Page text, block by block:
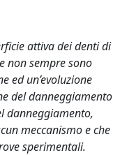
attiva dei denti di
non sempre sono
ed un’evoluzione
del danneggiamento
danneggiamento,
meccanismo e che
sperimentali.